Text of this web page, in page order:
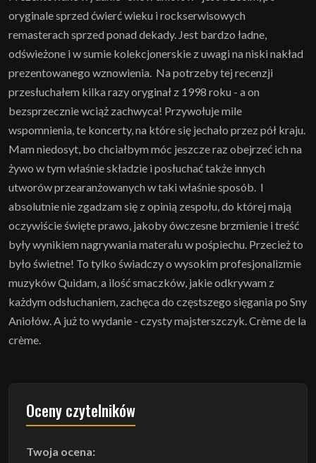
oryginale sprzed ćwierć wieku i rockserwisowych
remasterach sprzed ponad dekady. Jest bardzo ładne,
odświeżone i w sumie kolekcjonerskie z uwagi na niski nakład
prezentowanego wznowienia. Na potrzeby tej recenzji
przesłuchałem kilka razy oryginał z 1998 roku - a on
bezsprzecznie wciąż zachwyca! Przywołuje mile
wspomnienia, te koncerty, na które się jechało przez pół kraju.
Mam niedosyt, bo chciałbym móc jeszcze raz obejrzeć ich na
żywo w tym właśnie składzie i posłuchać także innych
utworów przearanżowanych w taki właśnie sposób. I
absolutnie nie zgadzam się z opinią zespołu, do której mają
oczywiście święte prawo, jakoby ówczesne brzmienie i treść
były wynikiem nagrywania materału w pośpiechu. Przecież to
było świetne! To tylko świadczy o wysokim profesjonalizmie
muzyków Quidam, a ilość smaczków, jakie odkrywam z
każdym odsłuchaniem, zachęca do częstszego sięgania po Sny
Aniołów. A już to wydanie - czysty majsterszczyk. Crème de la
crème.
Oceny czytelników
Twoja ocena: